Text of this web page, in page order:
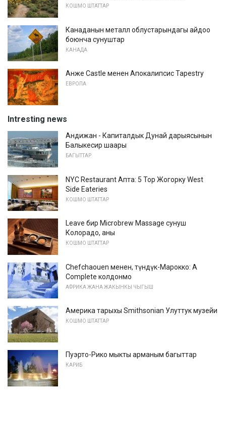
КОШМО ШТАТТАР
Канаданын металл облустарындагы айдоо
боюнча сунуштар
КАНАДА
Анже Castle менен Апокалипсис Tapestry
ЕВРОПА
Intresting news
Андижан - Капиталдык Дунай дарыясынын
Балыкесир шаары
БАГЫТТАР
NYC Restaurant Апта: 5 Top Жогорку West
Side Eateries
КОШМО ШТАТТАР
Leave бир Microbrew Massage сунуш
Колорадо, аны
КОШМО ШТАТТАР
Chefchaouen менен, түндүк-Марокко: A
Complete колдонмо
АФРИКА ЖАНА ЖАКЫНКЫ ЧЫГЫШ
Америка тарыхы Smithsonian Улуттук музейи
КОШМО ШТАТТАР
Пуэрто-Рико мыкты арманым багыттар
КАРИБ